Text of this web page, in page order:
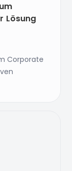
Lösung
Corporate